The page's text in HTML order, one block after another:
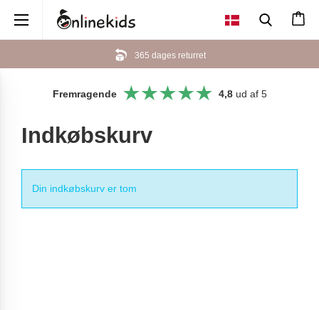
365 dages returret
Fremragende 4,8ud af 5
Indkøbskurv
Din indkøbskurv er tom